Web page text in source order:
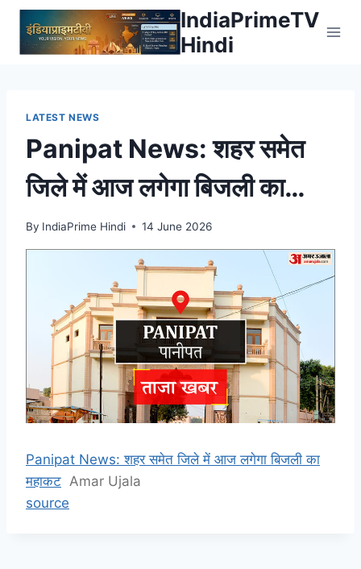
Skip
content
IndiaPrimeTV
Hindi
LATEST NEWS
Panipat News: शहर समेत
जिले में आज लगेगा बिजली का
महाकट – Amar Ujala
By IndiaPrime Hindi 14 June 2026
Panipat News: शहर समेत जिले में आज लगेगा बिजली का
महाकट Amar Ujala
source